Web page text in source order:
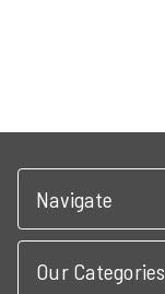
Navigate
Our Categories